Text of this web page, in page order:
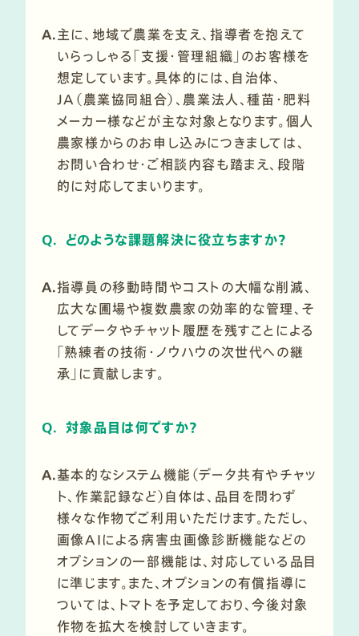
A.主に、地域で農業を支え、指導者を抱えて
いらっしゃる「支援・管理組織」のお客様を
想定しています。具体的には、自治体、
JA（農業協同組合）、農業法人、種苗・肥料
メーカー様などが主な対象となります。個人
農家様からのお申し込みにつきましては、
お問い合わせ・ご相談内容も踏まえ、段階
的に対応してまいります。
Q. どのような課題解決に役立ちますか？
A.指導員の移動時間やコストの大幅な削減、
広大な圃場や複数農家の効率的な管理、そ
してデータやチャット履歴を残すことによる
「熟練者の技術・ノウハウの次世代への継
承」に貢献します。
Q. 対象品目は何ですか？
A.基本的なシステム機能（データ共有やチャッ
ト、作業記録など）自体は、品目を問わず
様々な作物でご利用いただけます。ただし、
画像AIによる病害虫画像診断機能などの
オプションの一部機能は、対応している品目
に準じます。また、オプションの有償指導に
ついては、トマトを予定しており、今後対象
作物を拡大を検討していきます。